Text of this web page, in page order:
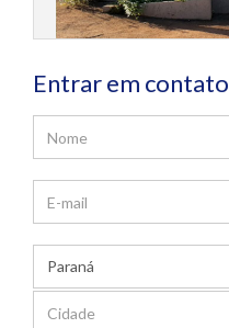
Entrar em contato